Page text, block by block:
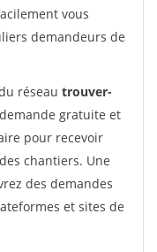
vous
demandeurs de
réseau trouver-
gratuite et
pour recevoir
chantiers. Une
des demandes
et sites de